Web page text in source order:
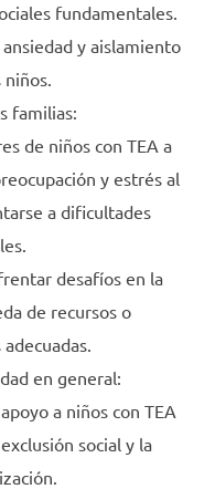
fundamentales.
y aislamiento
niños.
familias:
de niños con TEA a
y estrés al
a dificultades
desafíos en la
de recursos o
en general:
a niños con TEA
social y la